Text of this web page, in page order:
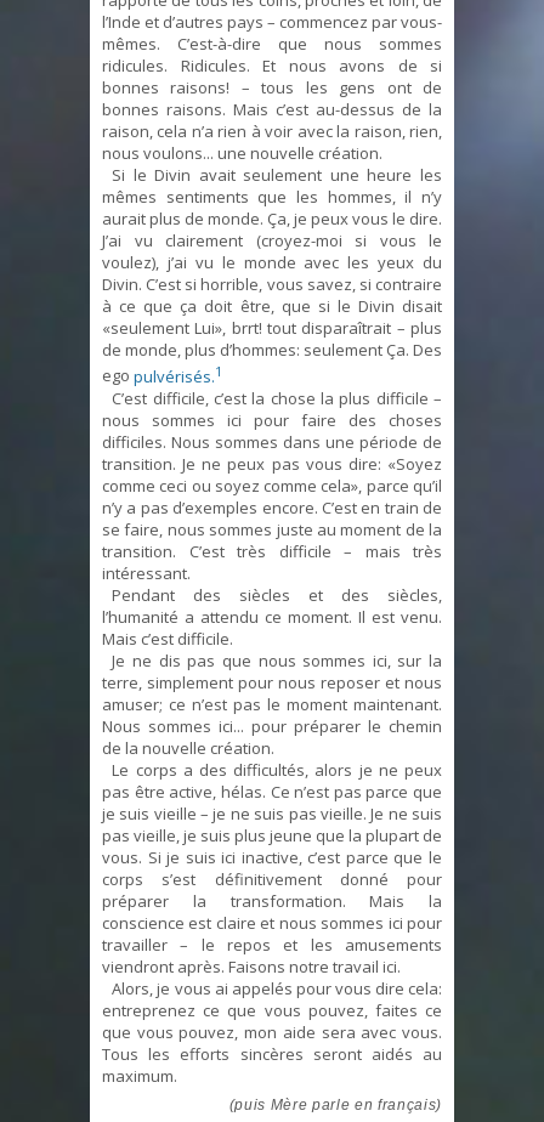
l’Inde et d’autres pays – commencez par vous-
mêmes. C’est-à-dire que nous sommes
ridicules. Ridicules. Et nous avons de si
bonnes raisons! – tous les gens ont de
bonnes raisons. Mais c’est au-dessus de la
raison, cela n’a rien à voir avec la raison, rien,
nous voulons... une nouvelle création.
Si le Divin avait seulement une heure les
mêmes sentiments que les hommes, il n’y
aurait plus de monde. Ça, je peux vous le dire.
J’ai vu clairement (croyez-moi si vous le
voulez), j’ai vu le monde avec les yeux du
Divin. C’est si horrible, vous savez, si contraire
à ce que ça doit être, que si le Divin disait
«seulement Lui», brrt! tout disparaîtrait – plus
de monde, plus d’hommes: seulement Ça. Des
ego pulvérisés.1
C’est difficile, c’est la chose la plus difficile –
nous sommes ici pour faire des choses
difficiles. Nous sommes dans une période de
transition. Je ne peux pas vous dire: «Soyez
comme ceci ou soyez comme cela», parce qu’il
n’y a pas d’exemples encore. C’est en train de
se faire, nous sommes juste au moment de la
transition. C’est très difficile – mais très
intéressant.
Pendant des siècles et des siècles,
l’humanité a attendu ce moment. Il est venu.
Mais c’est difficile.
Je ne dis pas que nous sommes ici, sur la
terre, simplement pour nous reposer et nous
amuser; ce n’est pas le moment maintenant.
Nous sommes ici... pour préparer le chemin
de la nouvelle création.
Le corps a des difficultés, alors je ne peux
pas être active, hélas. Ce n’est pas parce que
je suis vieille – je ne suis pas vieille. Je ne suis
pas vieille, je suis plus jeune que la plupart de
vous. Si je suis ici inactive, c’est parce que le
corps s’est définitivement donné pour
préparer la transformation. Mais la
conscience est claire et nous sommes ici pour
travailler – le repos et les amusements
viendront après. Faisons notre travail ici.
Alors, je vous ai appelés pour vous dire cela:
entreprenez ce que vous pouvez, faites ce
que vous pouvez, mon aide sera avec vous.
Tous les efforts sincères seront aidés au
maximum.
(puis Mère parle en français)